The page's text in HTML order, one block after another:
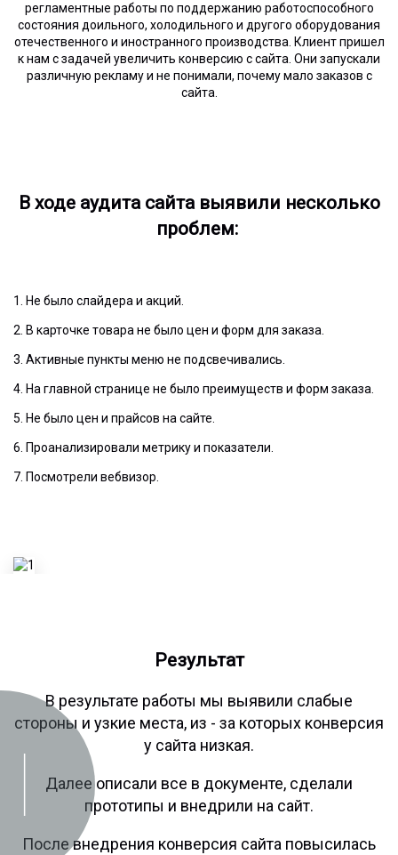
регламентные работы по поддержанию работоспособного
состояния доильного, холодильного и другого оборудования
отечественного и иностранного производства. Клиент пришел
к нам с задачей увеличить конверсию с сайта. Они запускали
различную рекламу и не понимали, почему мало заказов с
сайта.
В ходе аудита сайта выявили несколько
проблем:
1. Не было слайдера и акций.
2. В карточке товара не было цен и форм для заказа.
3. Активные пункты меню не подсвечивались.
4. На главной странице не было преимуществ и форм заказа.
5. Не было цен и прайсов на сайте.
6. Проанализировали метрику и показатели.
7. Посмотрели вебвизор.
Результат
В результате работы мы выявили слабые
стороны и узкие места, из - за которых конверсия
у сайта низкая.
Далее описали все в документе, сделали
прототипы и внедрили на сайт.
После внедрения конверсия сайта повысилась